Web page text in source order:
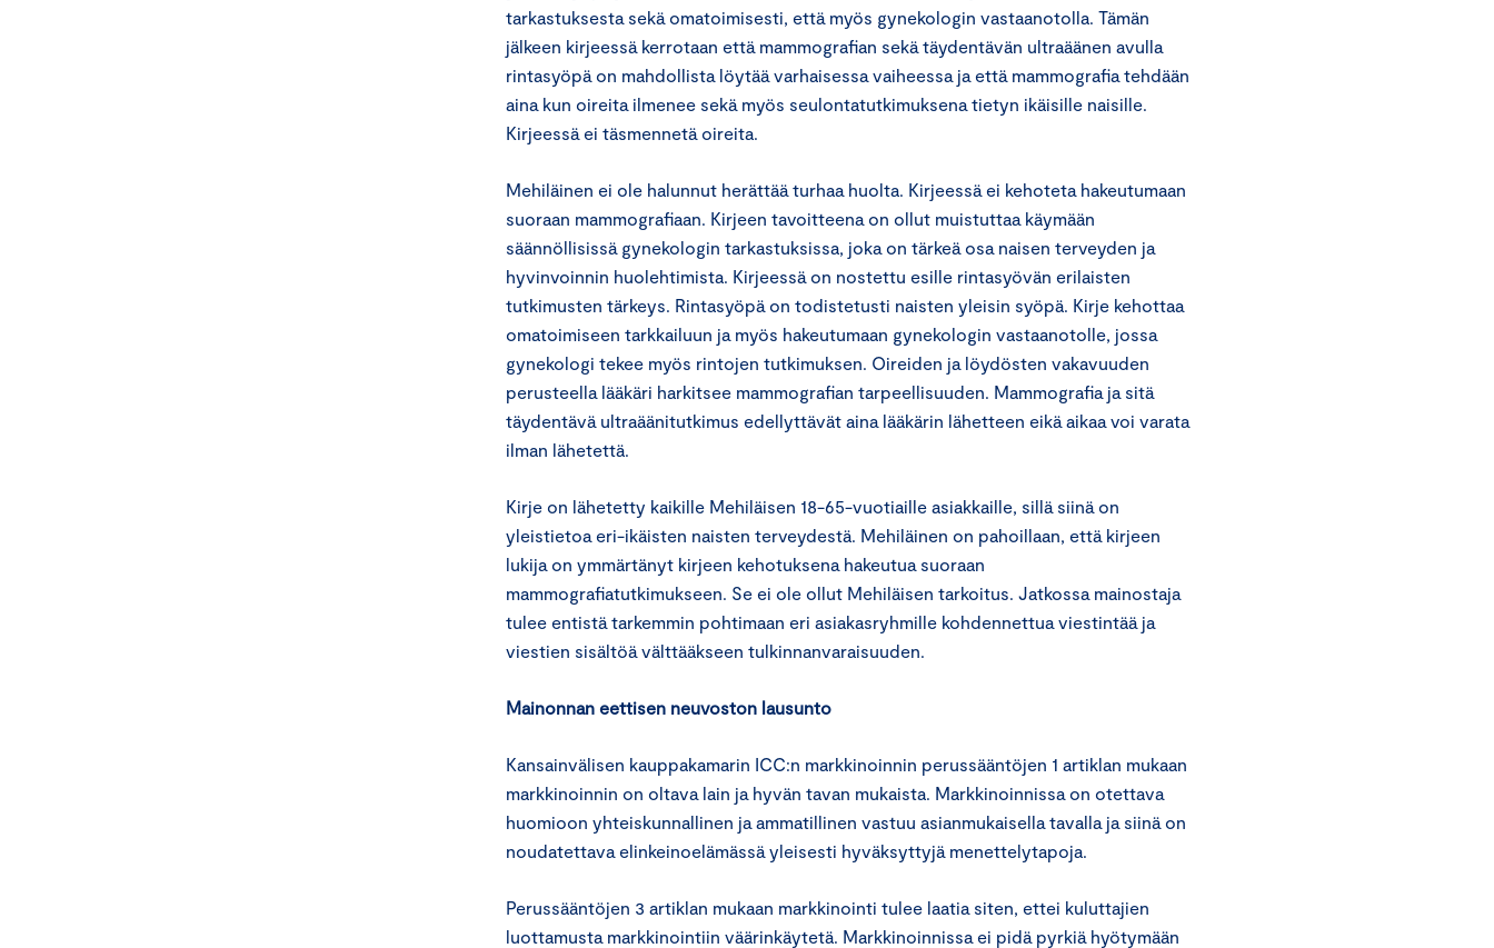
tarkastuksesta sekä omatoimisesti, että myös gynekologin vastaanotolla. Tämän
jälkeen kirjeessä kerrotaan että mammografian sekä täydentävän ultraäänen avulla
rintasyöpä on mahdollista löytää varhaisessa vaiheessa ja että mammografia tehdään
aina kun oireita ilmenee sekä myös seulontatutkimuksena tietyn ikäisille naisille.
Kirjeessä ei täsmennetä oireita.
Mehiläinen ei ole halunnut herättää turhaa huolta. Kirjeessä ei kehoteta hakeutumaan
suoraan mammografiaan. Kirjeen tavoitteena on ollut muistuttaa käymään
säännöllisissä gynekologin tarkastuksissa, joka on tärkeä osa naisen terveyden ja
hyvinvoinnin huolehtimista. Kirjeessä on nostettu esille rintasyövän erilaisten
tutkimusten tärkeys. Rintasyöpä on todistetusti naisten yleisin syöpä. Kirje kehottaa
omatoimiseen tarkkailuun ja myös hakeutumaan gynekologin vastaanotolle, jossa
gynekologi tekee myös rintojen tutkimuksen. Oireiden ja löydösten vakavuuden
perusteella lääkäri harkitsee mammografian tarpeellisuuden. Mammografia ja sitä
täydentävä ultraäänitutkimus edellyttävät aina lääkärin lähetteen eikä aikaa voi varata
ilman lähetettä.
Kirje on lähetetty kaikille Mehiläisen 18-65-vuotiaille asiakkaille, sillä siinä on
yleistietoa eri-ikäisten naisten terveydestä. Mehiläinen on pahoillaan, että kirjeen
lukija on ymmärtänyt kirjeen kehotuksena hakeutua suoraan
mammografiatutkimukseen. Se ei ole ollut Mehiläisen tarkoitus. Jatkossa mainostaja
tulee entistä tarkemmin pohtimaan eri asiakasryhmille kohdennettua viestintää ja
viestien sisältöä välttääkseen tulkinnanvaraisuuden.
Mainonnan eettisen neuvoston lausunto
Kansainvälisen kauppakamarin ICC:n markkinoinnin perussääntöjen 1 artiklan mukaan
markkinoinnin on oltava lain ja hyvän tavan mukaista. Markkinoinnissa on otettava
huomioon yhteiskunnallinen ja ammatillinen vastuu asianmukaisella tavalla ja siinä on
noudatettava elinkeinoelämässä yleisesti hyväksyttyjä menettelytapoja.
Perussääntöjen 3 artiklan mukaan markkinointi tulee laatia siten, ettei kuluttajien
luottamusta markkinointiin väärinkäytetä. Markkinoinnissa ei pidä pyrkiä hyötymään